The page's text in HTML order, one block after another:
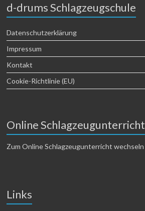
d-drums Schlagzeugschule
Datenschutzerklärung
Impressum
Kontakt
Cookie-Richtlinie (EU)
Online Schlagzeugunterricht
Zum Online Schlagzeugunterricht wechseln
Links